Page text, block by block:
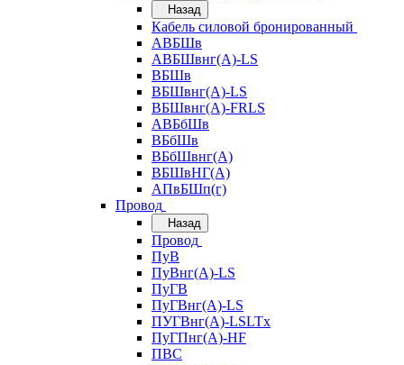
Назад
Кабель силовой бронированный
АВБШв
АВБШвнг(А)-LS
ВБШв
ВБШвнг(А)-LS
ВБШвнг(А)-FRLS
АВБбШв
ВБбШв
ВБбШвнг(А)
ВБШвНГ(А)
АПвБШп(г)
Провод
Назад
Провод
ПуВ
ПуВнг(А)-LS
ПуГВ
ПуГВнг(А)-LS
ПУГВнг(А)-LSLTx
ПуГПнг(А)-HF
ПВС